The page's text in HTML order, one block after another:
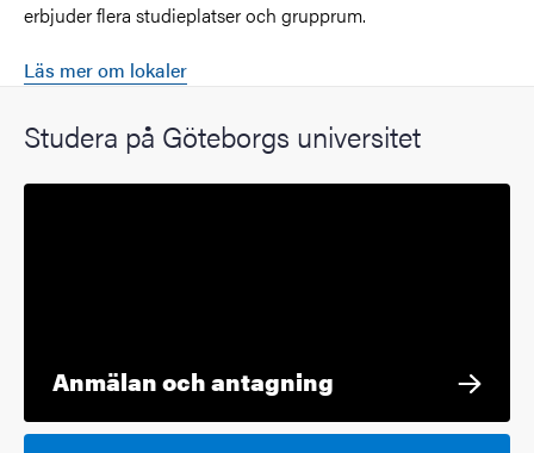
erbjuder flera studieplatser och grupprum.
Läs mer om lokaler
Studera på Göteborgs universitet
Anmälan och antagning